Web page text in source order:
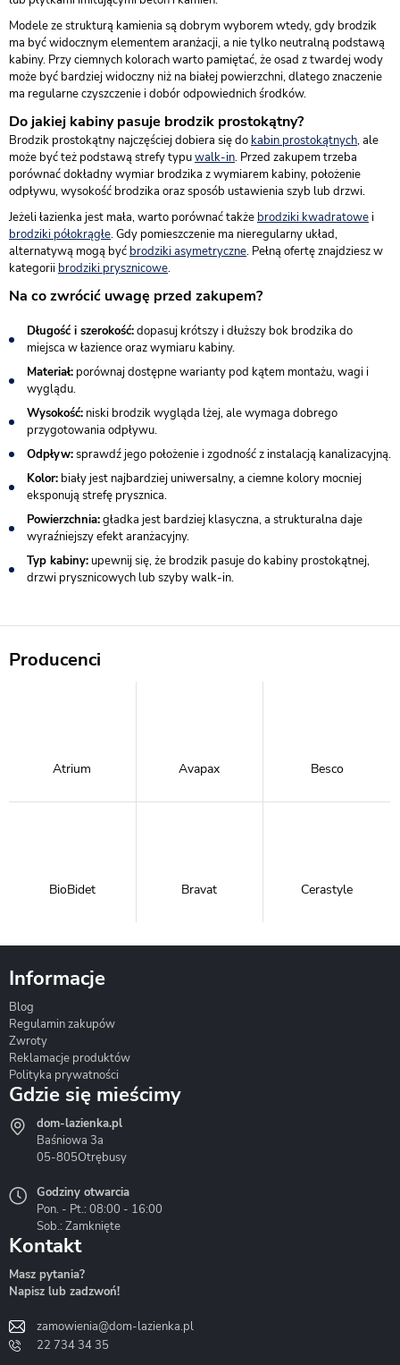
Modele ze strukturą kamienia są dobrym wyborem wtedy, gdy brodzik
ma być widocznym elementem aranżacji, a nie tylko neutralną podstawą
kabiny. Przy ciemnych kolorach warto pamiętać, że osad z twardej wody
może być bardziej widoczny niż na białej powierzchni, dlatego znaczenie
ma regularne czyszczenie i dobór odpowiednich środków.
Do jakiej kabiny pasuje brodzik prostokątny?
Brodzik prostokątny najczęściej dobiera się do kabin prostokątnych, ale
może być też podstawą strefy typuwalk-in. Przed zakupem trzeba
porównać dokładny wymiar brodzika z wymiarem kabiny, położenie
odpływu, wysokość brodzika oraz sposób ustawienia szyb lub drzwi.
Jeżeli łazienka jest mała, warto porównać także brodziki kwadratowei
brodziki półokrągłe. Gdy pomieszczenie ma nieregularny układ,
alternatywą mogą być brodziki asymetryczne. Pełną ofertę znajdziesz w
kategorii brodziki prysznicowe.
Na co zwrócić uwagę przed zakupem?
Długość i szerokość:dopasuj krótszy i dłuższy bok brodzika do
miejsca w łazience oraz wymiaru kabiny.
Materiał: porównaj dostępne warianty pod kątem montażu, wagi i
wyglądu.
Wysokość: niski brodzik wygląda lżej, ale wymaga dobrego
przygotowania odpływu.
Odpływ:sprawdź jego położenie i zgodność z instalacją kanalizacyjną.
Kolor: biały jest najbardziej uniwersalny, a ciemne kolory mocniej
eksponują strefę prysznica.
Powierzchnia:gładka jest bardziej klasyczna, a strukturalna daje
wyraźniejszy efekt aranżacyjny.
Typ kabiny: upewnij się, że brodzik pasuje do kabiny prostokątnej,
drzwi prysznicowych lub szyby walk-in.
Producenci
Atrium Avapax Besco
BioBidet Bravat Cerastyle
Hydrostop
Liveno
Informacje
Blog
Regulamin zakupów
Zwroty
Reklamacje produktów
Polityka prywatności
Gdzie się mieścimy
dom-lazienka.pl
Baśniowa 3a
05-805Otrębusy
Godziny otwarcia
Pon. - Pt.: 08:00 - 16:00
Sob.: Zamknięte
Kontakt
Masz pytania?
Napisz lub zadzwoń!
zamowienia@dom-lazienka.pl
22 734 34 35